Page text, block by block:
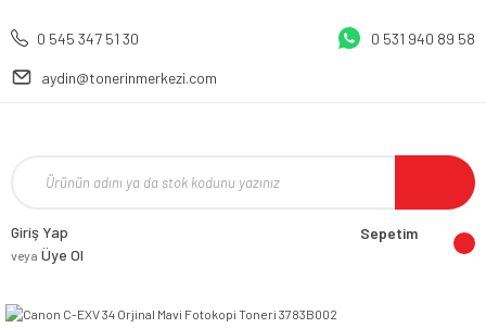
0 545 347 51 30 0 531 940 89 58
aydin@tonerinmerkezi.com
Giriş Yap
veya Üye Ol
Sepetim